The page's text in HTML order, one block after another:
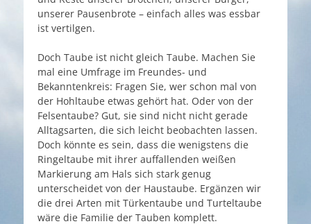
unserer Pausenbrote – einfach alles was essbar
ist vertilgen.
Doch Taube ist nicht gleich Taube. Machen Sie
mal eine Umfrage im Freundes- und
Bekanntenkreis: Fragen Sie, wer schon mal von
der Hohltaube etwas gehört hat. Oder von der
Felsentaube? Gut, sie sind nicht nicht gerade
Alltagsarten, die sich leicht beobachten lassen.
Doch könnte es sein, dass die wenigstens die
Ringeltaube mit ihrer auffallenden weißen
Markierung am Hals sich stark genug
unterscheidet von der Haustaube. Ergänzen wir
die drei Arten mit Türkentaube und Turteltaube
wäre die Familie der Tauben komplett.